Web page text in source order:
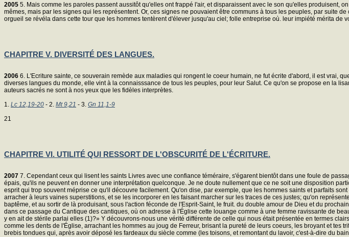
2005 5. Mais comme les paroles passent aussitôt qu'elles ont frappé l'air, et disparaissent avec le son qu'elles
mêmes, mais par les signes qui les représentent. Or, ces signes ne pouvaient être communs à tous les peuples, par suite
orgueil se révéla dans cette tour que les hommes tentèrent d'élever jusqu'au ciel; folle entreprise où. leur impiété mérita
CHAPITRE V. DIVERSITÉ DES LANGUES.
2006 6. L'Ecriture sainte, ce souverain remède aux maladies qui rongent le coeur humain, ne fut écrite d'abord, il est vrai,
diverses langues du monde, elle vint à la connaisssance de tous les peuples, pour leur Salut. Ce qu'on se propose en la
auteurs sacrés ne sont à nos yeux que les fidèles interprètes.
1. Lc 12,19-20 - 2. Mt 9,21 - 3. Gn 11,1-9
21
CHAPITRE VI. UTILITÉ QUI RESSORT DE L'OBSCURITÉ DE L'ÉCRITURE.
2007 7. Cependant ceux qui lisent les saints Livres avec une confiance téméraire, s'égarent bientôt dans une foule de
épais, qu'ils ne peuvent en donner une interprétation quelconque. Je ne doute nullement que ce ne soit une disposition
esprit qui trop souvent méprise ce qu'il découvre facilement. Qu'on dise, par exemple, que les hommes saints et parfaits
arracher à leurs vaines superstitions, et se les incorporer en les faisant marcher sur les traces de ces justes; qu'on
baptême, et au sortir de là produisant, sous l'action féconde de l'Esprit-Saint, le fruit. du double amour de Dieu et du
dans ce passage du Cantique des cantiques, où on adresse à l'Église cette louange comme à une femme ravissante de
y en ait de stérile parlai elles (1)?» Y découvrons-nous une vérité différente de celle qui nous était présentée en termes
comme les dents de l'Église, arrachant les hommes au joug de Ferreur, brisant la pureté de leurs coeurs, les broyant et
brebis tondues qui, après avoir déposé les fardeaux du siècle comme (les toisons, et remontant du lavoir, c'est-à-dire du